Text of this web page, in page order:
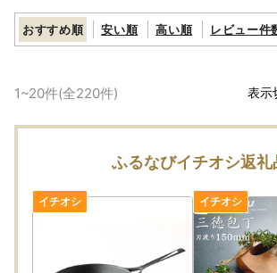
おすすめ順 安い順 高い順 レビュー件
1~20件(全220件) 表示
ふるなびイチオシ返礼